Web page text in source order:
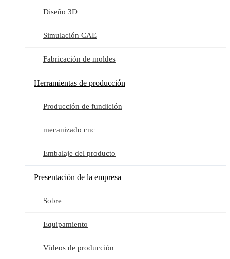
Diseño 3D
Simulación CAE
Fabricación de moldes
Herramientas de producción
Producción de fundición
mecanizado cnc
Embalaje del producto
Presentación de la empresa
Sobre
Equipamiento
Vídeos de producción